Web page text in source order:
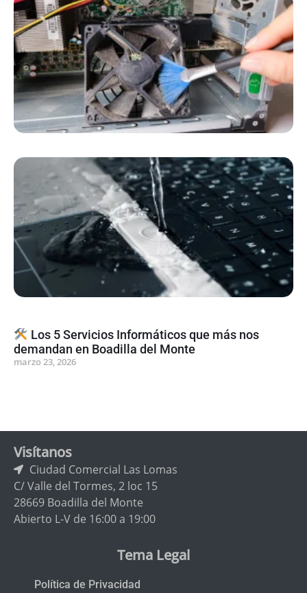
Los 5 Servicios Informáticos que más nos
demandan en Boadilla del Monte
marzo 23, 2026
Visítanos
Ciudad Comercial Las Lomas
C/ Valle del Tormes, 2 loc 15
28669 Boadilla del Monte
Abierto L-V de 16:00 a 19:00
Tema Legal
Política de Privacidad